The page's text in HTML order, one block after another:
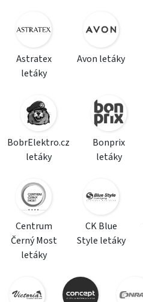
Astratex
letáky
Avon letáky
BobrElektro.cz
letáky
Bonprix
letáky
Centrum
Černý Most
letáky
CK Blue
Style letáky